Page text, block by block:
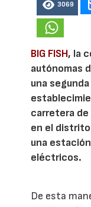
3069
BIG FISH, la
autónomas
una
carretera de
en el distrito
una
eléctricos.
De esta